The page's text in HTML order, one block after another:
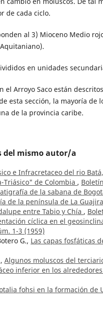
de cada ciclo.
al 3) Mioceno Medio
en unidades
el Arroyo Saco están
esta sección, la mayoría de
de la provincia caribe.
del mismo autor/a
e Infracretaceo del rio
Triásico" de Colombia ,
de la sabana de
de la península de La Guajira
entre Tabio y Chía ,
cíclica en el
1-3 (1959)
G., Las capas fosfáticas
Algunos moluscos del
inferior en los
fohsi en la formación de